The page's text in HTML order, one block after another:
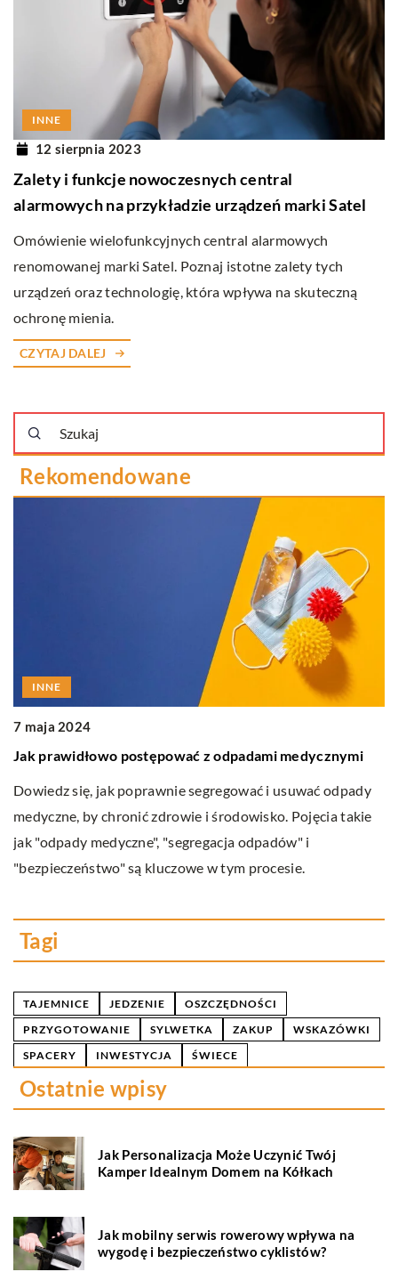
INNE
12 sierpnia 2023
Zalety i funkcje nowoczesnych central
alarmowych na przykładzie urządzeń marki Satel
Omówienie wielofunkcyjnych central alarmowych
renomowanej marki Satel. Poznaj istotne zalety tych
urządzeń oraz technologię, która wpływa na skuteczną
ochronę mienia.
CZYTAJ DALEJ
Rekomendowane
INNE
7 maja 2024
Jak prawidłowo postępować z odpadami medycznymi
Dowiedz się, jak poprawnie segregować i usuwać odpady
medyczne, by chronić zdrowie i środowisko. Pojęcia takie
jak "odpady medyczne", "segregacja odpadów" i
"bezpieczeństwo" są kluczowe w tym procesie.
Tagi
TAJEMNICE JEDZENIE
OSZCZĘDNOŚCI
PRZYGOTOWANIE
SYLWETKA ZAKUP
WSKAZÓWKI
SPACERY
INWESTYCJA ŚWIECE
Ostatnie wpisy
Jak Personalizacja Może Uczynić Twój
Kamper Idealnym Domem na Kółkach
Jak mobilny serwis rowerowy wpływa na
wygodę i bezpieczeństwo cyklistów?